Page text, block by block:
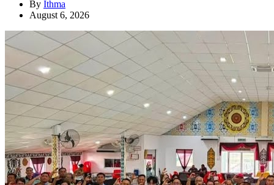
By Ithma
August 6, 2026